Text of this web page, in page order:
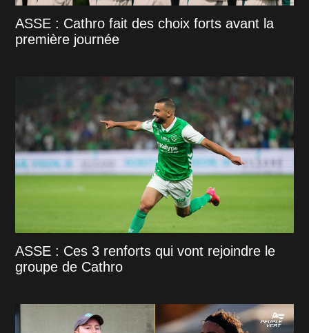
ASSE : Cathro fait des choix forts avant la
première journée
ASSE : Ces 3 renforts qui vont rejoindre le
groupe de Cathro